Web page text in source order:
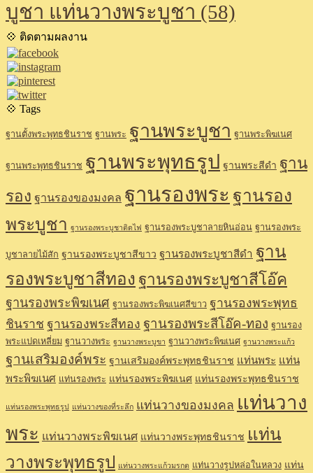
บูชา แท่นวางพระบูชา (58)
💠 ติดตามผลงาน
💠 Tags
ฐานตั้งพระพุทธชินราช ฐานพระ ฐานพระบูชา ฐานพระพิฆเนศ
ฐานพระพุทธชินราช ฐานพระพุทธรูป ฐานพระสีดำ ฐาน
รอง ฐานรองของมงคล ฐานรองพระ ฐานรอง
พระบูชา ฐานรองพระบูชาติดไฟ ฐานรองพระบูชาลายหินอ่อน ฐานรองพระ
บูชาลายไม้สัก ฐานรองพระบูชาสีขาว ฐานรองพระบูชาสีดำ ฐาน
รองพระบูชาสีทอง ฐานรองพระบูชาสีโอ๊ค
ฐานรองพระพิฆเนศ ฐานรองพระพิฆเนศสีขาว ฐานรองพระพุทธ
ชินราช ฐานรองพระสีทอง ฐานรองพระสีโอ๊ค-ทอง ฐานรอง
พระแปดเหลี่ยม ฐานวางพระ ฐานวางพระบูขา ฐานวางพระพิฆเนศ ฐานวางพระแก้ว
ฐานเสริมองค์พระ ฐานเสริมองค์พระพุทธชินราช แท่นพระ แท่น
พระพิฆเนศ แท่นรองพระ แท่นรองพระพิฆเนศ แท่นรองพระพุทธชินราช
แท่นรองพระพุทธรูป แท่นวางของที่ระลึก แท่นวางของมงคล แท่นวาง
พระ แท่นวางพระพิฆเนศ แท่นวางพระพุทธชินราช แท่น
วางพระพุทธรูป
แท่นวางพระแก้วมรกต แท่นวางรูปหล่อในหลวง แท่น